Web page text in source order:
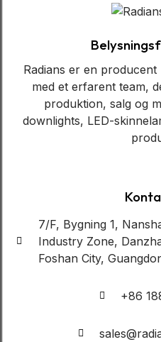
Radians er en producent
med et erfarent team,
produktion, salg og
downlights, LED-
7/F, Bygning 1,
Industry Zone,
Foshan City,
+86